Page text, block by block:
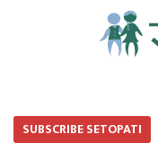
SUBSCRIBE SETOPATI